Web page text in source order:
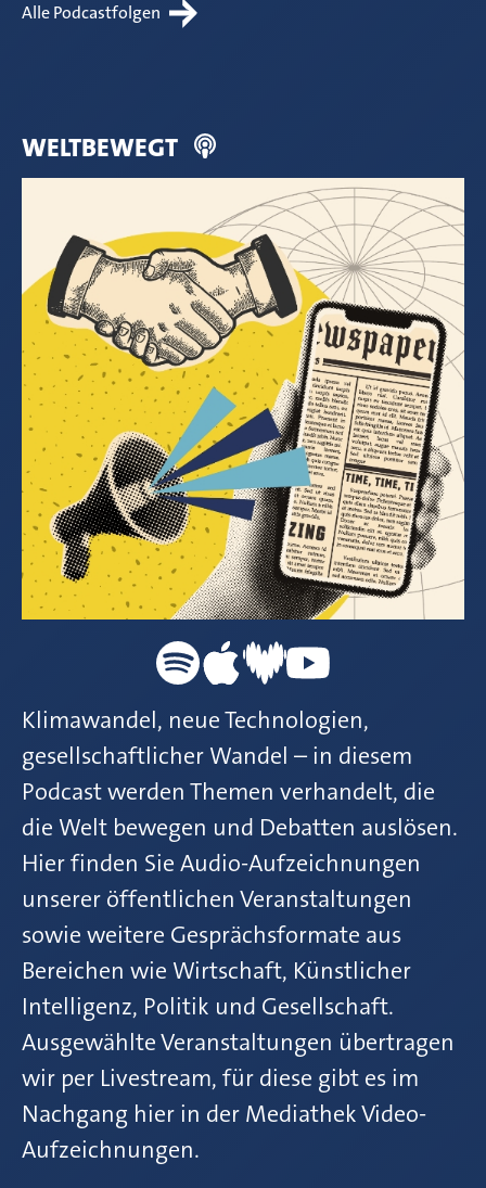
Alle Podcastfolgen
WELTBEWEGT
Klimawandel, neue Technologien,
gesellschaftlicher Wandel – in diesem
Podcast werden Themen verhandelt, die
die Welt bewegen und Debatten auslösen.
Hier finden Sie Audio-Aufzeichnungen
unserer öffentlichen Veranstaltungen
sowie weitere Gesprächsformate aus
Bereichen wie Wirtschaft, Künstlicher
Intelligenz, Politik und Gesellschaft.
Ausgewählte Veranstaltungen übertragen
wir per Livestream, für diese gibt es im
Nachgang hier in der Mediathek Video-
Aufzeichnungen.